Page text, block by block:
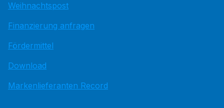
Weihnachtspost
Finanzierung anfragen
Fördermittel
Download
Markenlieferanten Record